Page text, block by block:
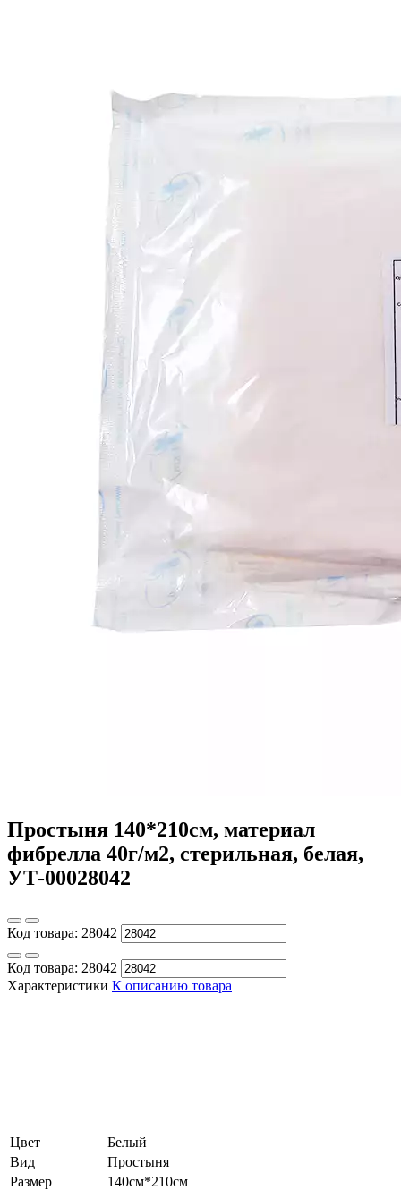
Простыня 140*210см, материал
фибрелла 40г/м2, стерильная, белая,
УТ-00028042
Код товара: 28042
Код товара: 28042
Характеристики К описанию товара
Цвет
Белый
Вид
Простыня
Размер
140см*210см